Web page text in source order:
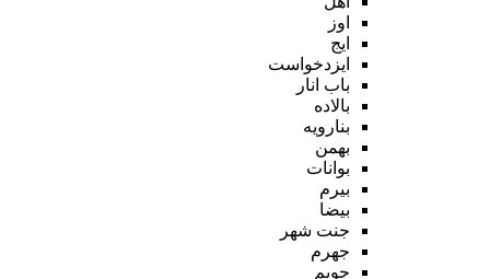
اوز
ایج
ایزدخواست
باب انار
بالاده
بنارویه
بهمن
بوانات
بیرم
بیضا
جنت شهر
جهرم
جویم